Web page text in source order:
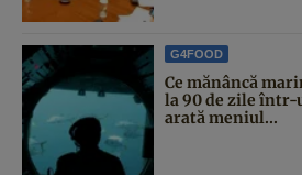
G4FOOD
Ce mănâncă
la 90 de zile într-
arată meniul...